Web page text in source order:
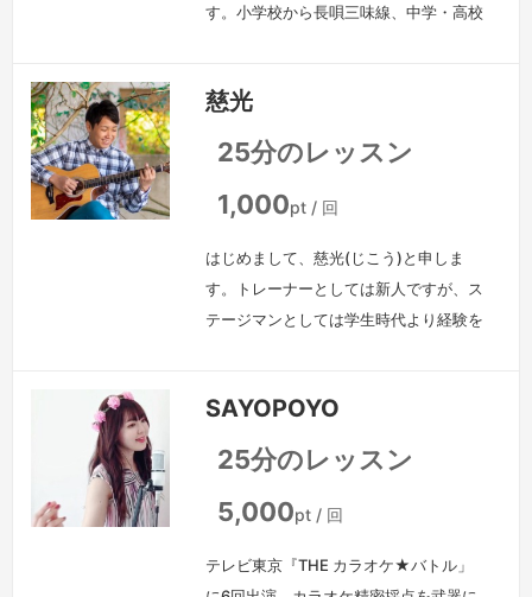
す。小学校から長唄三味線、中学・高校
科長唄三味線専攻卒業後、自ら作詞作曲
を始める。 2006年9月、初のストリー
トライブにて自主制作CDを発表。2008
年、“ピアノ押さえ語り”スタイルを取り
動の場を関東地区から全国へと拡…続
きを見る »
慈光
25分のレッスン
1,000pt / 回
はじめまして、慈光(じこう)と申しま
す。トレーナーとしては新人ですが、ス
テージマンとしては学生時代より経験を
思います。人に届く歌声とは何か、探し
てみましょう。慈光 プロフィール「等
身大の愛と平和」をギター 一本で歌い
あげる シンガーソングライター「慈
群に抜ける力強い歌声、「ダイナマイト
SAYOPOYO
25分のレッスン
5,000pt / 回
テレビ東京『THE カラオケ★バトル」